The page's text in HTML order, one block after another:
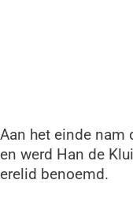
Aan het einde nam
en werd Han de
erelid benoemd.